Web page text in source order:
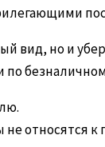
вид, но и
относятся